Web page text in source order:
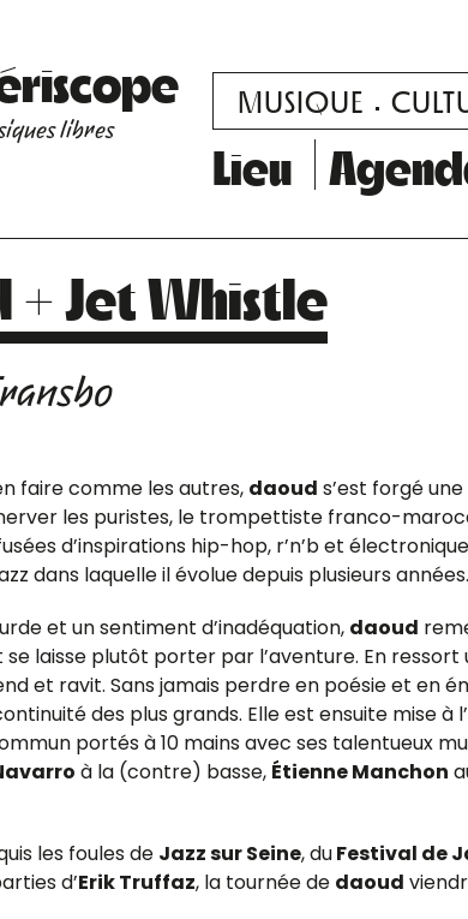
libres
MUSIQUE
Lieu
Jet Whistle
faire comme les autres, daoud s’est forgé
les puristes, le trompettiste franco-
d’inspirations hip-hop, r’n’b et
dans laquelle il évolue depuis plusieurs années.
et un sentiment d’inadéquation, daoud
se laisse plutôt porter par l’aventure. En ressort
et ravit. Sans jamais perdre en poésie et en
des plus grands. Elle est ensuite mise à
portés à 10 mains avec ses talentueux
à la (contre) basse, Étienne Manchon
les foules de Jazz sur Seine, duFestival de
d’Erik Truffaz, la tournée de daoud